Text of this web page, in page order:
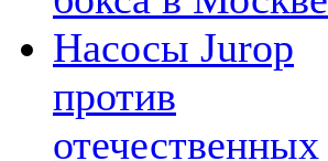
Насосы Jurop
против
отечественных